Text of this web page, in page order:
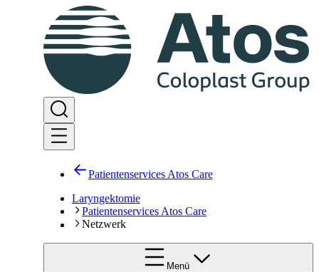
Patientenservices Atos Care
Laryngektomie
Patientenservices Atos Care
Netzwerk
Menü